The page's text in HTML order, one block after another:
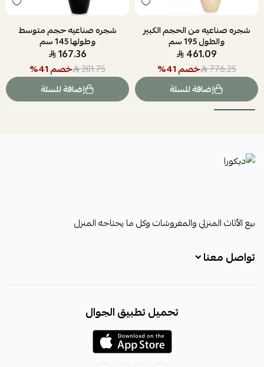
شجره صناعيه من الحجم الكبير
والطول 195 سم
461.09
776.25 خصم41
%
إضافة للسلة
شجره صناعيه حجم متوسط
وطولها 145 سم
167.36
281.75 خصم41
%
إضافة للسلة
ديكورا
بيع الأثاث المنزلي والمفروشات وكل ما يحتاجه المنزل
تواصل معنا
decora6586@gmail.com
تحميل تطبيق الجوال